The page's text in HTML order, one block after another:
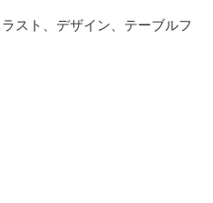
スト、デザイン、テーブルフ